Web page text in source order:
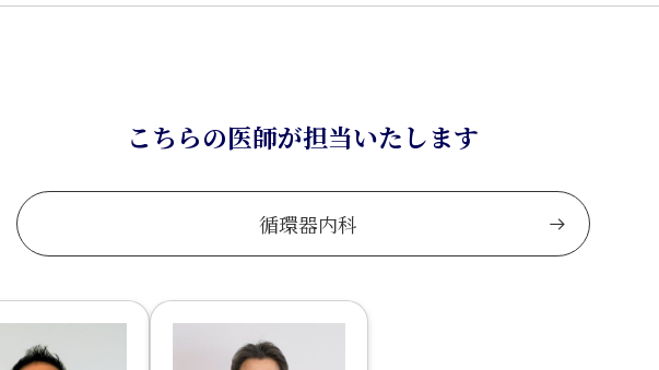
こちらの医師が担当いたします
循環器内科